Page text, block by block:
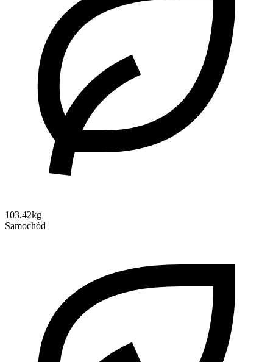
103.42kg
Samochód